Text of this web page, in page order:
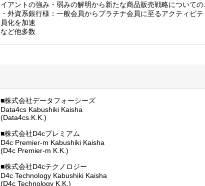
イアントの強み・弱みの解明から新たな商品販売戦略について
・外資系銀行様：一般会員からプラチナ会員に至るアクティビ
員化を加速
など他多数
■株式会社データフォーシーズ
Data4cs Kabushiki Kaisha
(Data4cs.K.K.)
■株式会社D4cプレミアム
D4c Premier-m Kabushiki Kaisha
(D4c Premier-m K.K.)
■株式会社D4cテクノロジー
D4c Technology Kabushiki Kaisha
(D4c Technology K.K.)